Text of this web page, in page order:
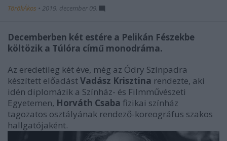
TörökÁkos • 2019. december 09.
Decemberben két estére a Pelikán Fészekbe
költözik a Túlóra című monodráma.
Az eredetileg két éve, még az Ódry Színpadra
készített előadástVadász Krisztina rendezte, aki
idén diplomázik a Színház- és Filmművészeti
Egyetemen, Horváth Csaba fizikai színház
tagozatos osztályának rendező-koreográfus szakos
hallgatójaként.